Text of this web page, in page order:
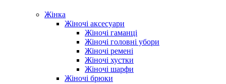
Жінка
Жіночі аксесуари
Жіночі гаманці
Жіночі головні убори
Жіночі ремені
Жіночі хустки
Жіночі шарфи
Жіночі брюки